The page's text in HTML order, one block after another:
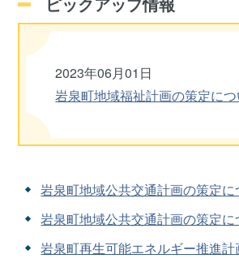
2023年06月01日
岩泉町地域福祉計画の策定につ
岩泉町地域公共交通計画の策定に
岩泉町地域公共交通計画の策定に
岩泉町再生可能エネルギー推進